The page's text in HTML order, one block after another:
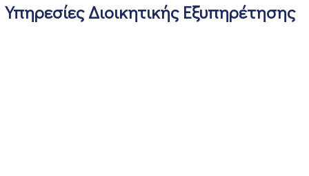
Υπηρεσίες Διοικητικής Εξυπηρέτησης